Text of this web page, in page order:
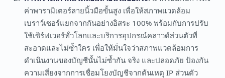
ค่าพารามิเตอร์ลายนิ้วมือขั้นสูง เพื่อให้สภาพแวดล้อม
เบราว์เซอร์แยกจากกันอย่างอิสระ 100% พร้อมกับการปรับ
ใช้เซิร์ฟเวอร์ทั่วโลกและบริการอุปกรณ์คลาวด์ส่วนตัวที่
สะอาดและไม่ซ้ำใคร เพื่อให้มั่นใจว่าสภาพแวดล้อมการ
ดำเนินงานของบัญชีนั้นไม่ซ้ำกัน จริง และปลอดภัย ป้องกัน
ความเสี่ยงจากการเชื่อมโยงบัญชีจากต้นเหตุ IP ส่วนตัว